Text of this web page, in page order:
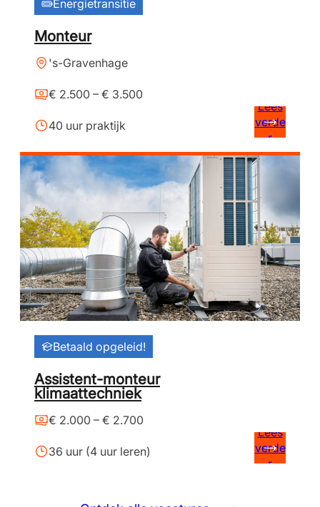
Energietransitie
Monteur
's-Gravenhage
€ 2.500 – € 3.500
40 uur praktijk
Lees
verde
r
Betaald opgeleid!
Assistent-monteur
klimaattechniek
€ 2.000 – € 2.700
36 uur (4 uur leren)
Lees
verde
r